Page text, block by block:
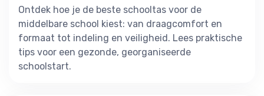
Ontdek hoe je de beste schooltas voor de
middelbare school kiest: van draagcomfort en
formaat tot indeling en veiligheid. Lees praktische
tips voor een gezonde, georganiseerde
schoolstart.